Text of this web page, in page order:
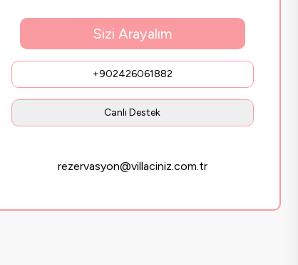
Sizi Arayalım
+902426061882
Canlı Destek
rezervasyon@villaciniz.com.tr